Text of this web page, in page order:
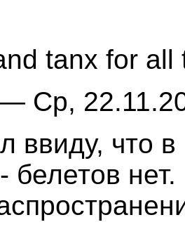
tanx for all
Ср,
ввиду, что
белетов